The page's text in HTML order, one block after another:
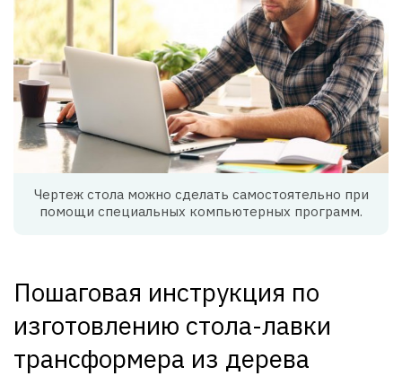
Чертеж стола можно сделать самостоятельно при
помощи специальных компьютерных программ.
Пошаговая инструкция по
изготовлению стола-лавки
трансформера из дерева